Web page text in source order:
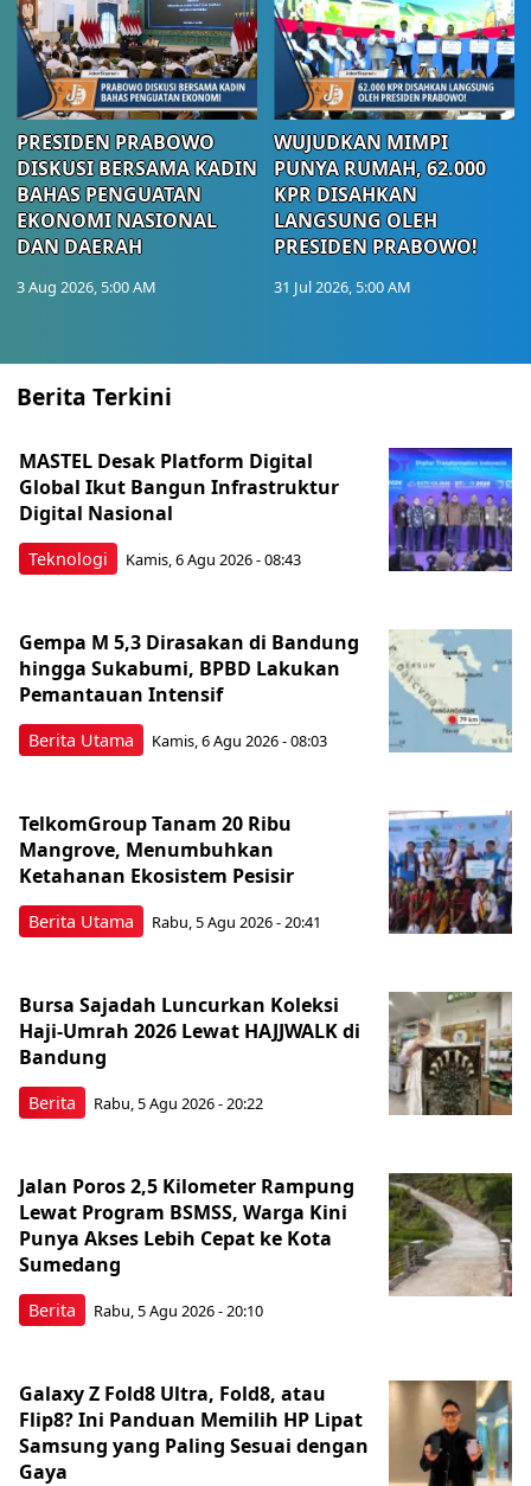
PRESIDEN PRABOWO
DISKUSI BERSAMA KADIN
BAHAS PENGUATAN
EKONOMI NASIONAL
DAN DAERAH
3 Aug 2026, 5:00 AM
WUJUDKAN MIMPI
PUNYA RUMAH, 62.000
KPR DISAHKAN
LANGSUNG OLEH
PRESIDEN PRABOWO!
31 Jul 2026, 5:00 AM
Berita Terkini
Teknologi
MASTEL Desak Platform Digital
Global Ikut Bangun Infrastruktur
Digital Nasional
Kamis, 6 Agu 2026 - 08:43
Berita Utama
Gempa M 5,3 Dirasakan di Bandung
hingga Sukabumi, BPBD Lakukan
Pemantauan Intensif
Kamis, 6 Agu 2026 - 08:03
Berita Utama
TelkomGroup Tanam 20 Ribu
Mangrove, Menumbuhkan
Ketahanan Ekosistem Pesisir
Rabu, 5 Agu 2026 - 20:41
Berita
Bursa Sajadah Luncurkan Koleksi
Haji-Umrah 2026 Lewat HAJJWALK di
Bandung
Rabu, 5 Agu 2026 - 20:22
Berita
Jalan Poros 2,5 Kilometer Rampung
Lewat Program BSMSS, Warga Kini
Punya Akses Lebih Cepat ke Kota
Sumedang
Rabu, 5 Agu 2026 - 20:10
Galaxy Z Fold8 Ultra, Fold8, atau
Flip8? Ini Panduan Memilih HP Lipat
Samsung yang Paling Sesuai dengan
Gaya